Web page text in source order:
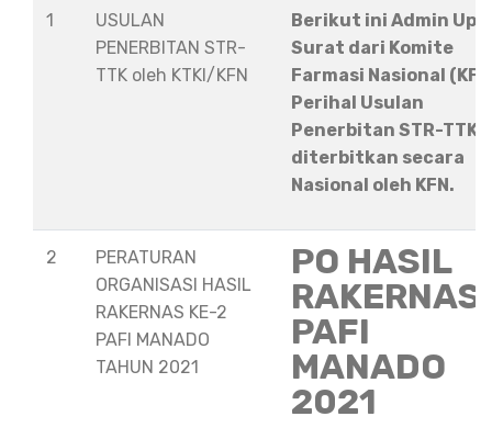
1
USULAN
PENERBITAN STR-
TTK oleh KTKI/KFN
Berikut ini Admin
Surat dari Komite
Farmasi Nasional
Perihal Usulan
Penerbitan STR-TTK
diterbitkan secara
Nasional oleh KFN.
2
PERATURAN
ORGANISASI HASIL
RAKERNAS KE-2
PAFI MANADO
TAHUN 2021
PO HASIL
RAKERNAS
PAFI
MANADO
2021